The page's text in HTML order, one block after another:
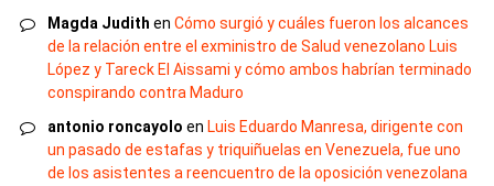
Magda Judith en Cómo surgió y cuáles fueron los alcances
de la relación entre el exministro de Salud venezolano Luis
López y Tareck El Aissami y cómo ambos habrían terminado
conspirando contra Maduro
antonio roncayolo en Luis Eduardo Manresa, dirigente con
un pasado de estafas y triquiñuelas en Venezuela, fue uno
de los asistentes a reencuentro de la oposición venezolana